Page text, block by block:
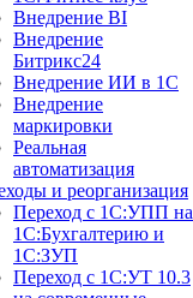
Внедрение BI
Внедрение
Битрикс24
Внедрение ИИ в 1С
Внедрение
маркировки
Реальная
автоматизация
и реорганизация
Переход с 1С:УПП на
1С:Бухгалтерию и
1С:ЗУП
Переход с 1С:УТ 10.3